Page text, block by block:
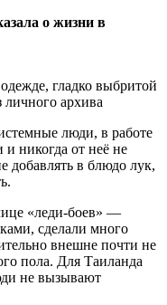
гладко выбритой
архива
люди, в работе
никогда от неё не
добавлять в блюдо лук,
«леди-боев» —
сделали много
внешне почти не
пола. Для Таиланда
не вызывают